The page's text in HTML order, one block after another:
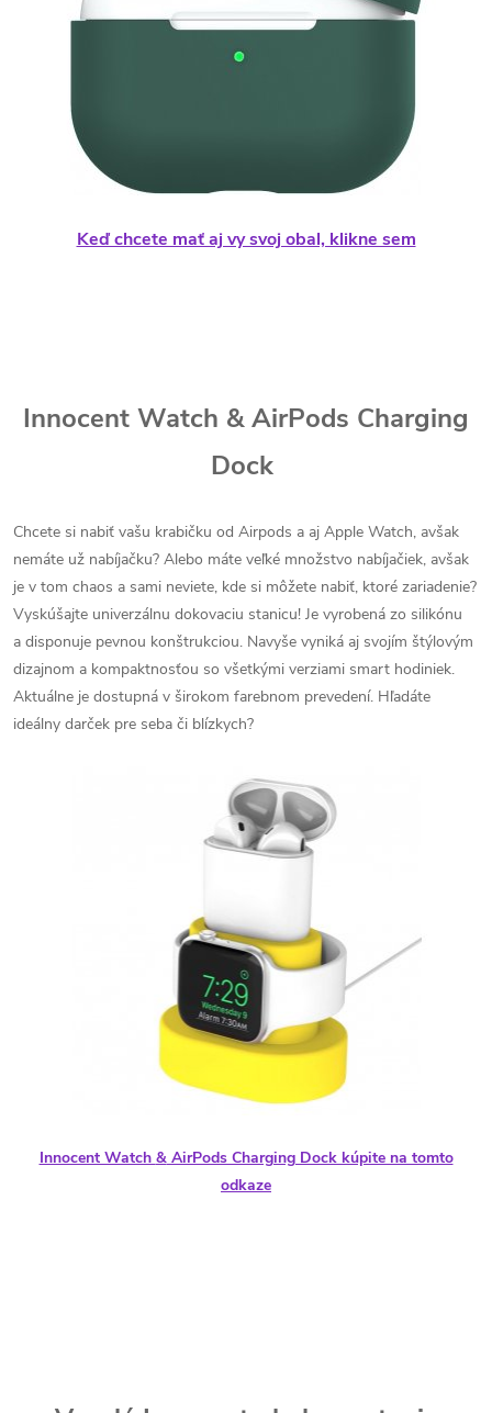
Keď chcete mať aj vy svoj obal, klikne sem
Innocent Watch &AirPods Charging
Dock
Chcete si nabiť vašu krabičku od Airpods a aj Apple Watch, avšak
nemáte už nabíjačku? Alebo máte veľké množstvo nabíjačiek, avšak
je v tom chaos a sami neviete, kde si môžete nabiť, ktoré zariadenie?
Vyskúšajte univerzálnu dokovaciu stanicu! Je vyrobená zo silikónu
a disponuje pevnou konštrukciou. Navyše vyniká aj svojím štýlovým
dizajnom a kompaktnosťou so všetkými verziami smart hodiniek.
Aktuálne je dostupná v širokom farebnom prevedení. Hľadáte
ideálny darček pre seba či blízkych?
Innocent Watch &AirPods Charging Dock kúpite na tomto
odkaze